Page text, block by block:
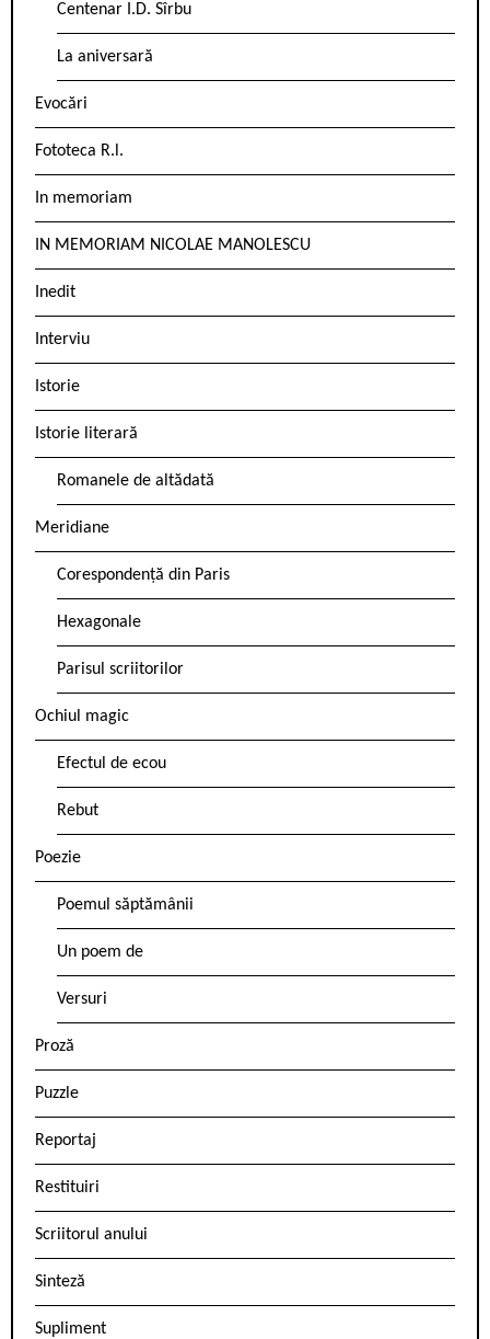
Centenar I.D. Sîrbu
La aniversară
Evocări
Fototeca R.l.
In memoriam
IN MEMORIAM NICOLAE MANOLESCU
Inedit
Interviu
Istorie
Istorie literară
Romanele de altădată
Meridiane
Corespondență din Paris
Hexagonale
Parisul scriitorilor
Ochiul magic
Efectul de ecou
Rebut
Poezie
Poemul săptămânii
Un poem de
Versuri
Proză
Puzzle
Reportaj
Restituiri
Scriitorul anului
Sinteză
Supliment